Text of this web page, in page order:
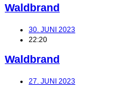
Waldbrand
30. JUNI 2023
22:20
Waldbrand
27. JUNI 2023